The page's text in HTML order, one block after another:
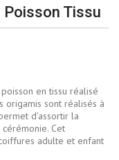
Poisson Tissu
en tissu réalisé
origamis sont réalisés à
d’assortir la
Cet
adulte et enfant